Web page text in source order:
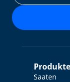
Produkte
Saaten